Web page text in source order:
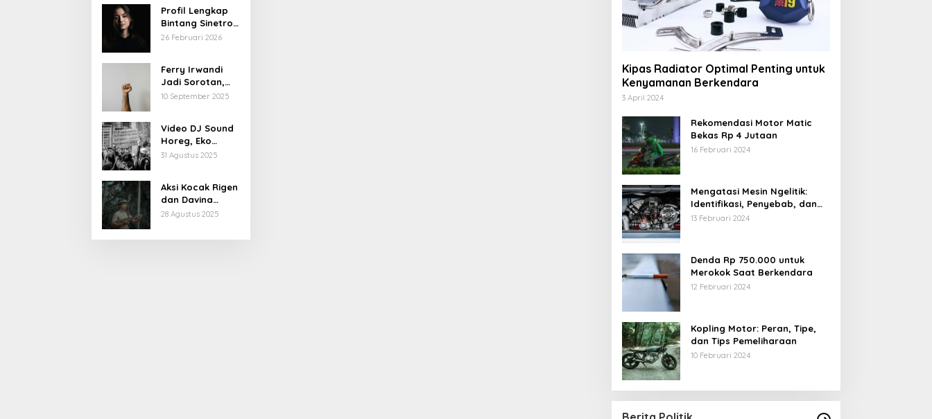
Profil Lengkap
Bintang Sinetron
Mencintai Ipar
26 Februari 2026
Ferry Irwandi
Jadi Sorotan,
Begini Latar
10 September 2025
Video DJ Sound
Horeg, Eko
Patrio Buka
31 Agustus 2025
Aksi Kocak Rigen
dan Davina
Karamoy di Film
28 Agustus 2025
Kipas Radiator Optimal Penting untuk
Kenyamanan Berkendara
3 April 2024
Rekomendasi Motor Matic
Bekas Rp 4 Jutaan
16 Februari 2024
Mengatasi Mesin Ngelitik:
Identifikasi, Penyebab, dan
Solusi
13 Februari 2024
Denda Rp 750.000 untuk
Merokok Saat Berkendara
12 Februari 2024
Kopling Motor: Peran, Tipe,
dan Tips Pemeliharaan
10 Februari 2024